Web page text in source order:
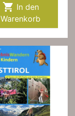

Warenkorb